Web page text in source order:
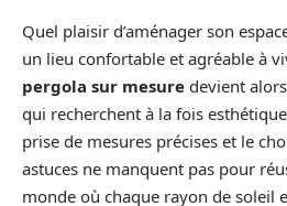
Quel plaisir d’aménager son
un lieu confortable et agréable à
pergola sur mesure devient
qui recherchent à la fois
prise de mesures précises et le
astuces ne manquent pas pour
monde où chaque rayon de soleil